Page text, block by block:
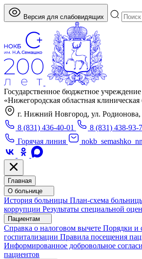
Версия для слабовидящих
Государственное бюджетное
«Нижегородская областная
г. Нижний Новгород, ул. Родионова,
8 (831) 436-40-01
8 (831) 438-93-
Горячая линия
Главная
О больнице
История больницы План-схема
коррупции Результаты специальной
Пациентам
Справка о налоговом вычете Порядки и
госпитализации Правила посещения
Информированное добровольное
пациентов